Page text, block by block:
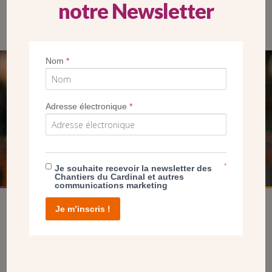
L’église de Limeil-Brévannes est située entre deux immeubles.
SEUL VOTRE DON
NOUS PERMET D’AGIR
notre Newsletter
Nom*
Adresse électronique*
Je souhaite recevoir la newsletter des
Chantiers du Cardinal et autres
communications marketing
*
Je m’inscris !